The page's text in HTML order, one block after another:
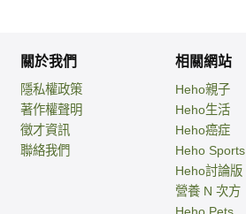
關於我們
隱私權政策
著作權聲明
徵才資訊
聯絡我們
相關網站
Heho親子
Heho生活
Heho癌症
Heho Sports
Heho討論版
營養 N 次方